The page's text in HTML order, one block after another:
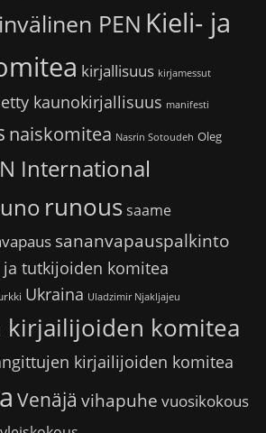
PEN Kieli- ja
kirjallisuus kirjamessut
kaunokirjallisuus manifesti
naiskomitea Nasrin Sotoudeh Oleg
International
runoussaame
sananvapauspalkinto
tutkijoiden komitea
Ukraina Uladzimir Njakljajeu
kirjailijoiden komitea
kirjailijoiden komitea
Venäjä vihapuhe vuosikokous